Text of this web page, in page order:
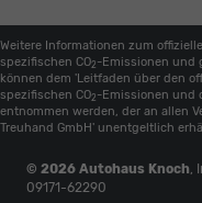
Weitere Informationen zum
spezifischen CO2 -Emissionen und
können dem 'Leitfaden über den
spezifischen CO2 -Emissionen und
entnommen werden, der an allen
Treuhand GmbH' unentgeltlich
© 2026 Autohaus Knoch,
09171-62290